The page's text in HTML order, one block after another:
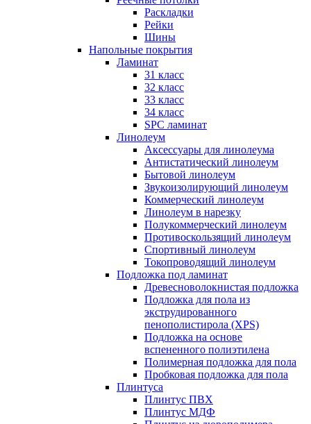
Раскладки
Рейки
Шины
Напольные покрытия
Ламинат
31 класс
32 класс
33 класс
34 класс
SPC ламинат
Линолеум
Аксессуары для линолеума
Антистатический линолеум
Бытовой линолеум
Звукоизолирующий линолеум
Коммерческий линолеум
Линолеум в нарезку
Полукоммерческий линолеум
Противоскользящий линолеум
Спортивный линолеум
Токопроводящий линолеум
Подложка под ламинат
Древесноволокнистая подложка
Подложка для пола из
экструдированного
пенополистирола (XPS)
Подложка на основе
вспененного полиэтилена
Полимерная подложка для пола
Пробковая подложка для пола
Плинтуса
Плинтус ПВХ
Плинтус МДФ